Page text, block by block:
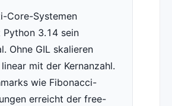
Core-Systemen
3.14 sein
Ohne GIL skalieren
mit der Kernanzahl.
wie Fibonacci-
erreicht der free-